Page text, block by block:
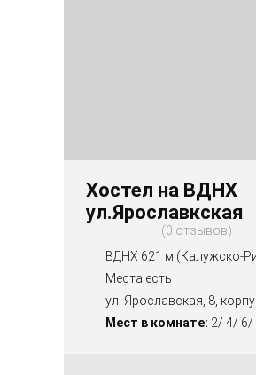
Хостел на ВДНХ
ул.Ярославкская
0 отзывов
ВДНХ 621 м (Калужско-
Места есть
ул. Ярославская, 8,
Мест в комнате: 2/ 4/ 6/